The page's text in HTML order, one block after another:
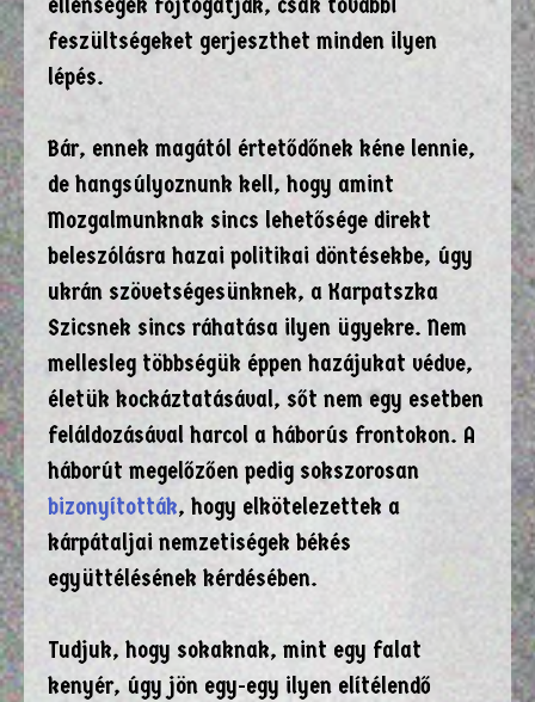
ellenségek fojtogatják, csak további
feszültségeket gerjeszthet minden ilyen
lépés.
Bár, ennek magától értetődőnek kéne lennie,
de hangsúlyoznunk kell, hogy amint
Mozgalmunknak sincs lehetősége direkt
beleszólásra hazai politikai döntésekbe, úgy
ukrán szövetségesünknek, a Karpatszka
Szicsnek sincs ráhatása ilyen ügyekre. Nem
mellesleg többségük éppen hazájukat védve,
életük kockáztatásával, sőt nem egy esetben
feláldozásával harcol a háborús frontokon. A
háborút megelőzően pedig sokszorosan
bizonyították, hogy elkötelezettek a
kárpátaljai nemzetiségek békés
együttélésének kérdésében.
Tudjuk, hogy sokaknak, mint egy falat
kenyér, úgy jön egy-egy ilyen elítélendő